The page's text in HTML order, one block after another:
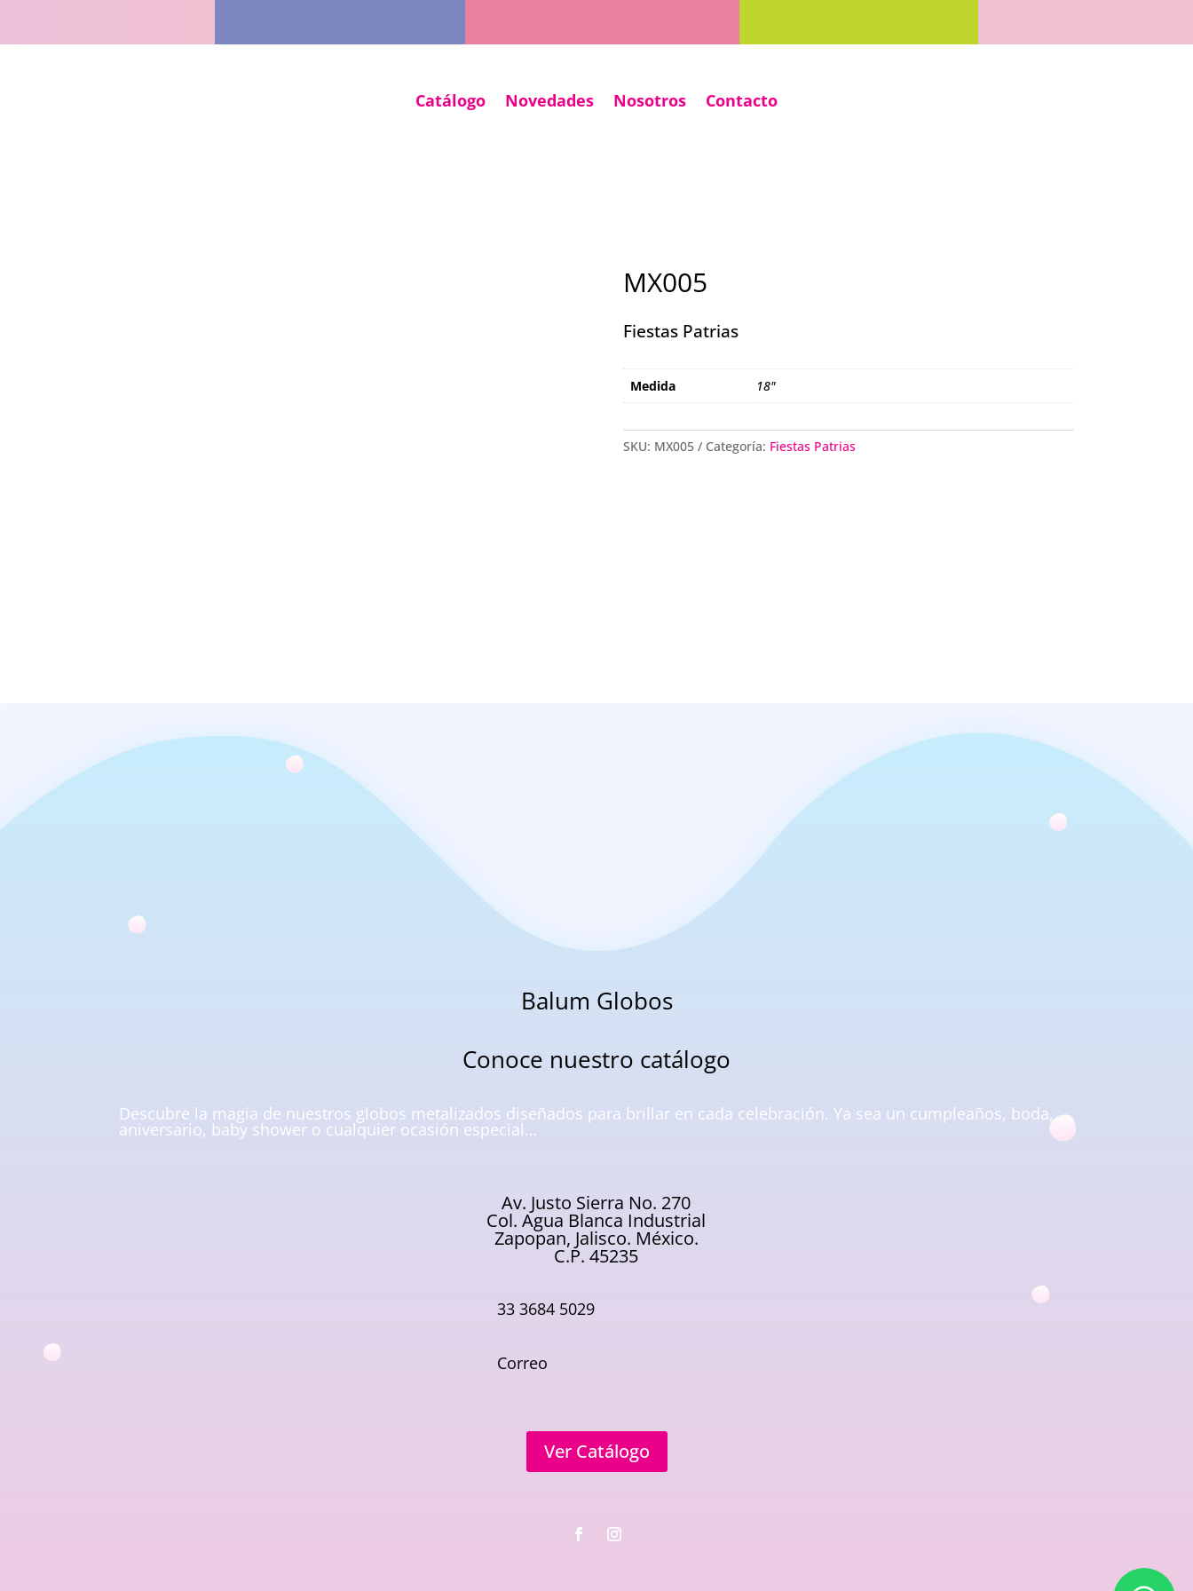
Catálogo Novedades Nosotros Contacto
MX005
Fiestas Patrias
Medida 18"
SKU: MX005 Categoría: Fiestas Patrias
Balum Globos
Conoce nuestro catálogo
Descubre la magia de nuestros globos metalizados diseñados para brillar en cada celebración. Ya sea un cumpleaños, boda,
aniversario, baby shower o cualquier ocasión especial…
Av. Justo Sierra No. 270
Col. Agua Blanca Industrial
Zapopan, Jalisco. México.
C.P. 45235
33 3684 5029
Correo
Ver Catálogo